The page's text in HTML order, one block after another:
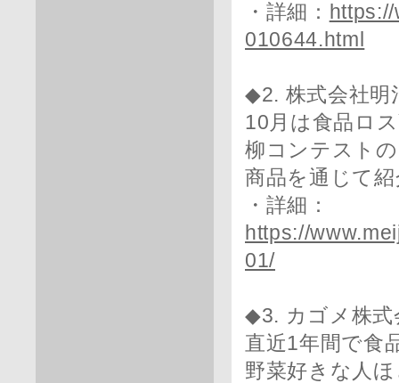
・詳細：
010644.html
◆2. 株式会社明
10月は食品ロ
柳コンテスト
商品を通じて
・詳細：
https://
01/
◆3. カゴメ株式
直近1年間で食
野菜好きな人